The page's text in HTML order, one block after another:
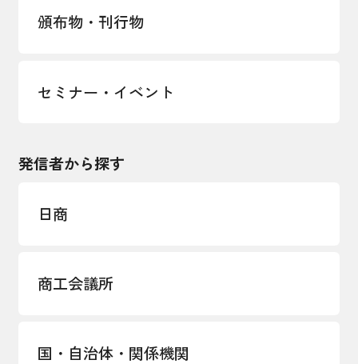
頒布物・刊行物
セミナー・イベント
発信者から探す
日商
商工会議所
国・自治体・関係機関